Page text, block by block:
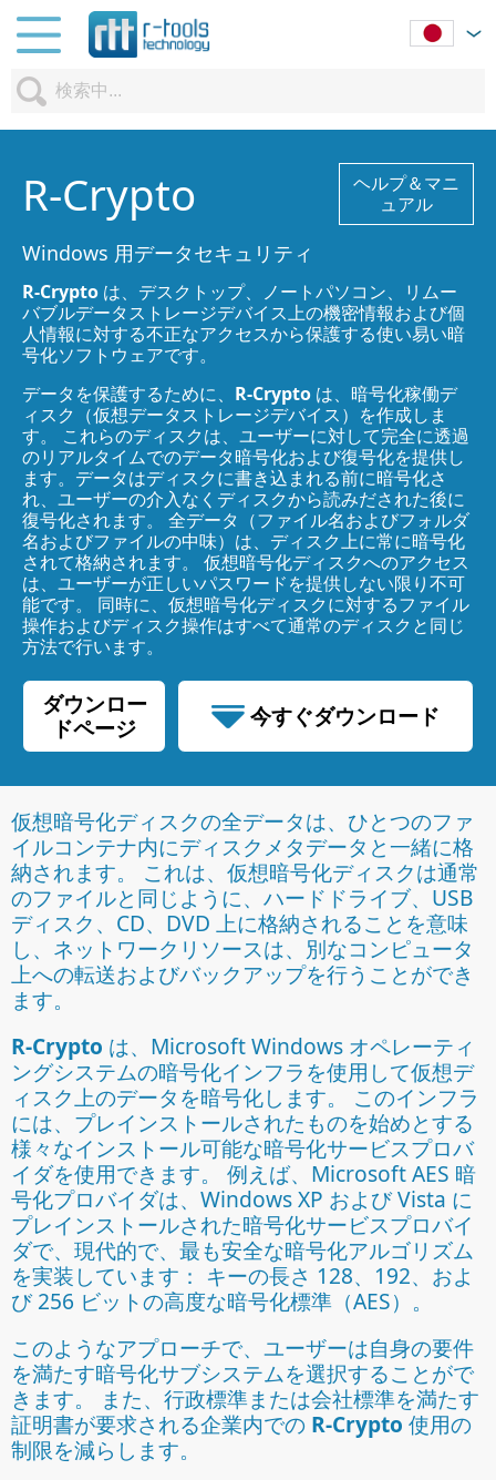
R-Crypto
ヘルプ＆マニ
ュアル
Windows 用データセキュリティ
R-Crypto は、デスクトップ、ノートパソコン、リムー
バブルデータストレージデバイス上の機密情報および個
人情報に対する不正なアクセスから保護する使い易い暗
号化ソフトウェアです。
データを保護するために、 R-Crypto は、暗号化稼働デ
ィスク（仮想データストレージデバイス）を作成しま
す。 これらのディスクは、ユーザーに対して完全に透過
のリアルタイムでのデータ暗号化および復号化を提供し
ます。データはディスクに書き込まれる前に暗号化さ
れ、ユーザーの介入なくディスクから読みだされた後に
復号化されます。 全データ（ファイル名およびフォルダ
名およびファイルの中味）は、ディスク上に常に暗号化
されて格納されます。 仮想暗号化ディスクへのアクセス
は、ユーザーが正しいパスワードを提供しない限り不可
能です。 同時に、仮想暗号化ディスクに対するファイル
操作およびディスク操作はすべて通常のディスクと同じ
方法で行います。
ダウンロー
ドページ
今すぐダウンロード
70.34 MB
仮想暗号化ディスクの全データは、ひとつのファ
イルコンテナ内にディスクメタデータと一緒に格
納されます。 これは、仮想暗号化ディスクは通常
のファイルと同じように、ハードドライブ、USB
ディスク、CD、DVD 上に格納されることを意味
し、ネットワークリソースは、別なコンピュータ
上への転送およびバックアップを行うことができ
ます。
R-Crypto は、Microsoft Windows オペレーティ
ングシステムの暗号化インフラを使用して仮想デ
ィスク上のデータを暗号化します。 このインフラ
には、プレインストールされたものを始めとする
様々なインストール可能な暗号化サービスプロバ
イダを使用できます。 例えば、Microsoft AES 暗
号化プロバイダは、Windows XP および Vista に
プレインストールされた暗号化サービスプロバイ
ダで、現代的で、最も安全な暗号化アルゴリズム
を実装しています： キーの長さ 128、192、およ
び 256 ビットの高度な暗号化標準（AES）。
このようなアプローチで、ユーザーは自身の要件
を満たす暗号化サブシステムを選択することがで
きます。 また、行政標準または会社標準を満たす
証明書が要求される企業内での R-Crypto 使用の
制限を減らします。